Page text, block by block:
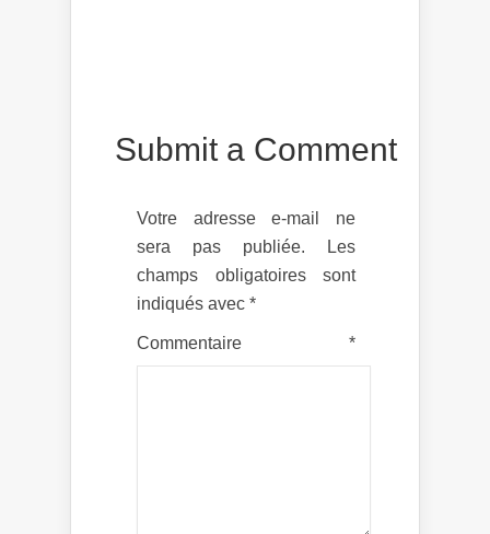
Submit a Comment
Votre adresse e-mail ne
sera pas publiée.
Les
champs obligatoires sont
indiqués avec *
Commentaire *